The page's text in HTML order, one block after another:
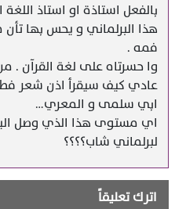
بالفعل استاذة او استاذ
هذا البرلماني و يحس بها
فمه .
وا حسرتاه على لغة القرآن .
عادي كيف سيقرأ اذن شعر
ابي سلمى و المعري…
اي مستوى هذا الذي وصل
لبرلماني شاب؟؟؟؟
اترك تعليقاً